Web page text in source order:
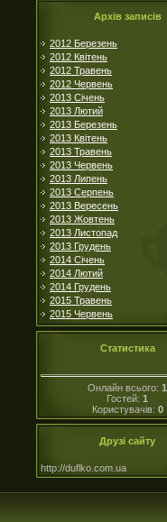
Архів записів
2012 Березень
2012 Квітень
2012 Травень
2012 Червень
2013 Січень
2013 Лютий
2013 Березень
2013 Квітень
2013 Травень
2013 Червень
2013 Липень
2013 Серпень
2013 Вересень
2013 Жовтень
2013 Листопад
2013 Грудень
2014 Січень
2014 Лютий
2014 Грудень
2015 Травень
2015 Червень
Статистика
Онлайн всього: 1
Гостей: 1
Користувачів: 0
Друзі сайту
http://duflko.com.ua